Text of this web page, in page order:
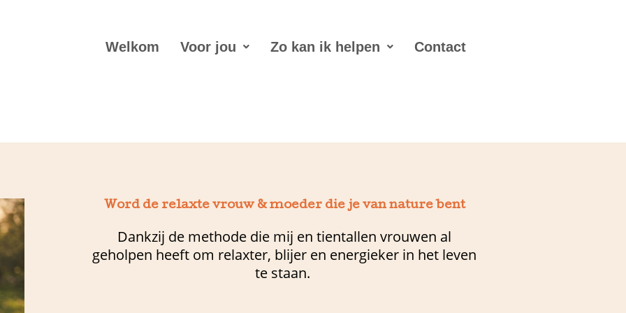
Welkom Voor jou Zo kan ik helpen Contact
Word de relaxte vrouw & moeder die je van nature bent
Dankzij de methode die mij en tientallen vrouwen al
geholpen heeft om relaxter, blijer en energieker in het leven
te staan.